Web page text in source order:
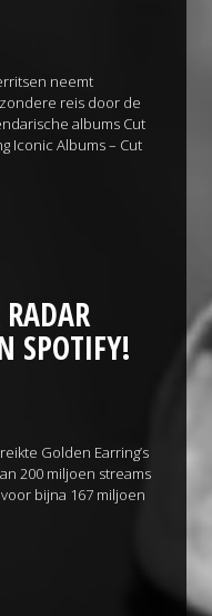
neemt
reis door de
albums Cut
Iconic Albums – Cut
SPOTIFY!
Golden Earring’s
200 miljoen streams
bijna 167 miljoen